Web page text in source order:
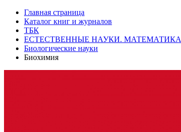
Главная страница
Каталог книг и журналов
ТБК
ЕСТЕСТВЕННЫЕ НАУКИ. МАТЕМАТИКА
Биологические науки
Биохимия